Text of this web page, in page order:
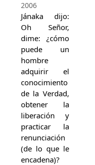
2006
Jánaka dijo:
Oh Señor,
dime: ¿cómo
puede un
hombre
adquirir el
conocimiento
de la Verdad,
obtener la
liberación y
practicar la
renunciación
(de lo que le
encadena)?